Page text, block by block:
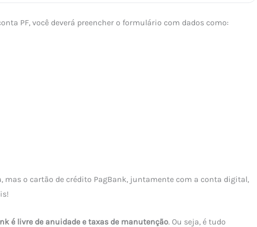
PF, você deverá preencher o formulário com dados como:
mas o cartão de crédito PagBank, juntamente com a conta digital,
é livre de anuidade e taxas de manutenção. Ou seja, é tudo